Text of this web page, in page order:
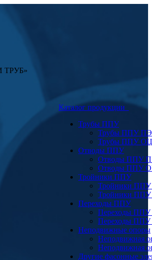
ТРУБ»
Каталог продукции
Трубы ППУ
Трубы ППУ ПЭ
Трубы ППУ ОЦ
Отводы ППУ
Отводы ППУ
Отводы ППУ
Тройники ППУ
Тройники
Тройники
Переходы ППУ
Переходы
Переходы
Неподвижные опоры
Неподвижная
Неподвижная
Другие фасонные